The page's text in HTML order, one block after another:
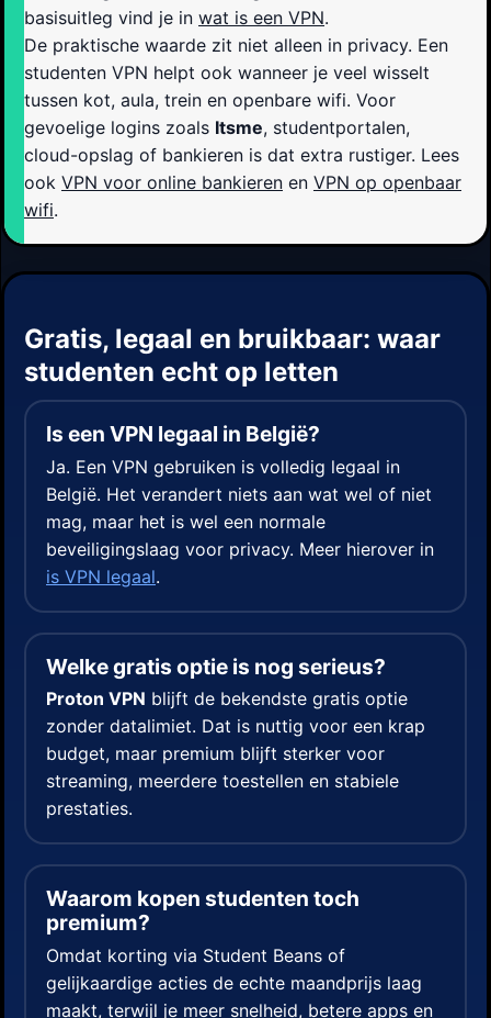
basisuitleg vind je in wat is een VPN.
De praktische waarde zit niet alleen in privacy. Een
studenten VPN helpt ook wanneer je veel wisselt
tussen kot, aula, trein en openbare wifi. Voor
gevoelige logins zoals Itsme, studentportalen,
cloud-opslag of bankieren is dat extra rustiger. Lees
ook VPN voor online bankieren en VPN op openbaar
wifi.
Gratis, legaal en bruikbaar: waar
studenten echt op letten
Is een VPN legaal in België?
Ja. Een VPN gebruiken is volledig legaal in
België. Het verandert niets aan wat wel of niet
mag, maar het is wel een normale
beveiligingslaag voor privacy. Meer hierover in
is VPN legaal.
Welke gratis optie is nog serieus?
Proton VPN blijft de bekendste gratis optie
zonder datalimiet. Dat is nuttig voor een krap
budget, maar premium blijft sterker voor
streaming, meerdere toestellen en stabiele
prestaties.
Waarom kopen studenten toch
premium?
Omdat korting via Student Beans of
gelijkaardige acties de echte maandprijs laag
maakt, terwijl je meer snelheid, betere apps en